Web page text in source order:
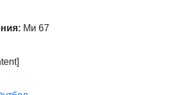
Ми 67